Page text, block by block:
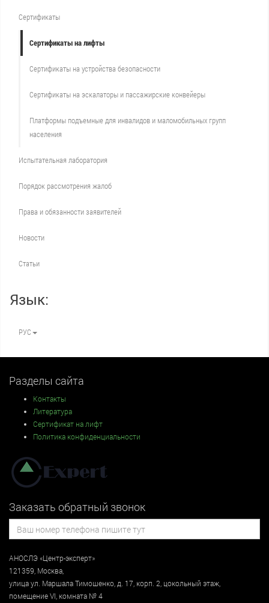
Сертификаты
Сертификаты на лифты
Сертификаты на устройства безопасности
Сертификаты на эскалаторы и пассажирские конвейеры
Платформы подъемные для инвалидов и маломобильных групп
населения
Испытательная лаборатория
Порядок рассмотрения жалоб
Права и обязанности заявителей
Новости
Статьи
Язык:
РУС
Разделы сайта
Контакты
Литература
Сертификат на лифт
Политика конфиденциальности
Заказать обратный звонок
АНОСЛЭ «Центр-эксперт»
121359, Москва,
улицаул. Маршала Тимошенко, д. 17, корп. 2, цокольный этаж,
помещение VI, комната № 4